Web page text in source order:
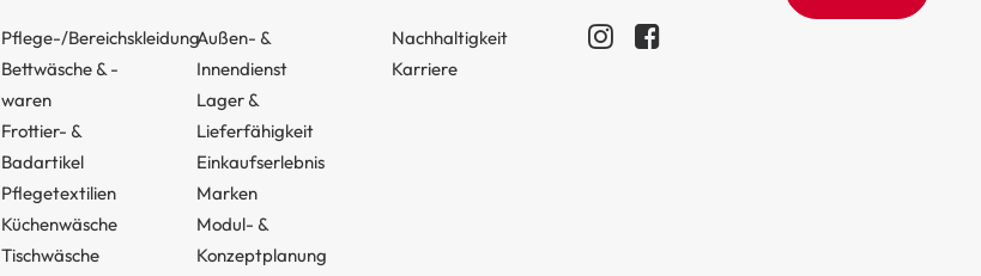
Pflege-/Bereichskleidung
Bettwäsche & -
waren
Frottier- &
Badartikel
Pflegetextilien
Küchenwäsche
Tischwäsche
Außen- &
Innendienst
Lager &
Lieferfähigkeit
Einkaufserlebnis
Marken
Modul- &
Konzeptplanung
Nachhaltigkeit
Karriere